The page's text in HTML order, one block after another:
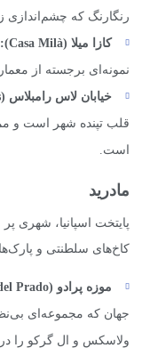
رنگارنگ که چشم‌اندازی
کازا میلا (Casa Milà
):
نمونه‌ای برجسته از
خیابان لاس رامبلاس (
قلب تپنده شهر است و
است.
مادرید
پایتخت اسپانیا، شهری
کاخ‌های سلطنتی و
موزه پرادو (Prado
جهان که مجموعه‌ای بی‌نظیر
ولاسکس و ال گرکو را